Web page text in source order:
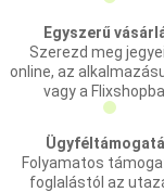
Egyszerű
Szerezd meg
online, az
vagy a
Folyamatos
foglalástól az